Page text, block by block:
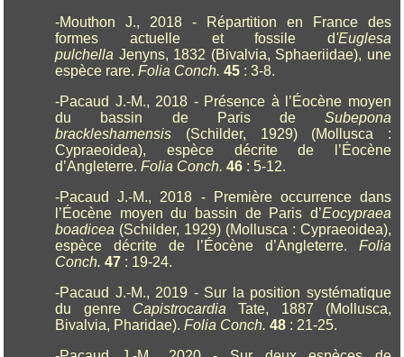
-Mouthon J., 2018 - Répartition en France des
formes actuelle et fossile d'Euglesa
pulchella Jenyns, 1832 (Bivalvia, Sphaeriidae), une
espèce rare.Folia Conch. 45 : 3-8.
-Pacaud J.-M., 2018 - Présence à l’Éocène moyen
du bassin de Paris de Subepona
brackleshamensis (Schilder, 1929) (Mollusca :
Cypraeoidea), espèce décrite de l’Éocène
d’Angleterre.Folia Conch. 46 : 5-12.
-Pacaud J.-M., 2018 - Première occurrence dans
l’Éocène moyen du bassin de Paris d’Eocypraea
boadicea (Schilder, 1929) (Mollusca : Cypraeoidea),
espèce décrite de l’Éocène d’Angleterre. Folia
Conch. 47 : 19-24.
-Pacaud J.-M., 2019 - Sur la position systématique
du genre CapistrocardiaTate, 1887 (Mollusca,
Bivalvia, Pharidae).Folia Conch. 48 : 21-25.